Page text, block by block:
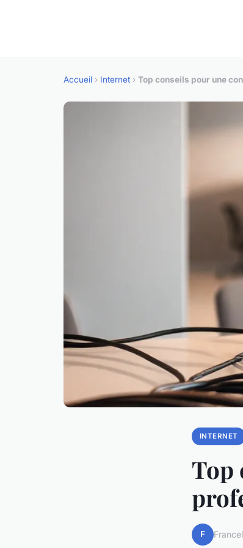
Accueil › Internet › Top conseils pour une
INTERNET
Top
F